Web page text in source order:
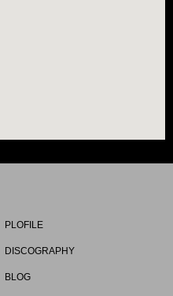
PLOFILE
DISCOGRAPHY
BLOG